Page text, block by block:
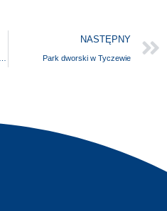
NASTĘPNY
Park dworski w Tyczewie